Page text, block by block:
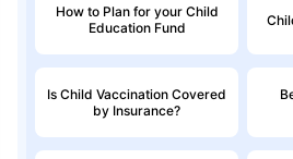
How to Plan for your Child
Education Fund
Is Child Vaccination Covered
by Insurance?